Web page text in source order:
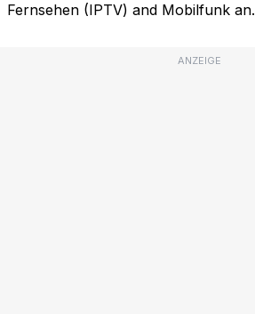
Fernsehen (IPTV) and Mobilfunk an.
ANZEIGE